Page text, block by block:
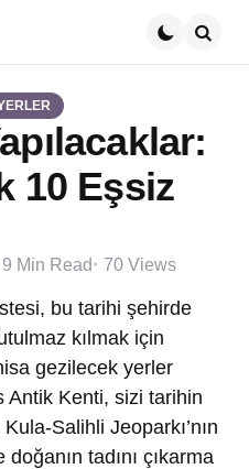
10 Eşsiz
9 Min Read 70 Views
bu tarihi şehirde
kılmak için
gezilecek yerler
Antik Kenti, sizi tarihin
Salihli Jeoparkı’nın
tadını çıkarma